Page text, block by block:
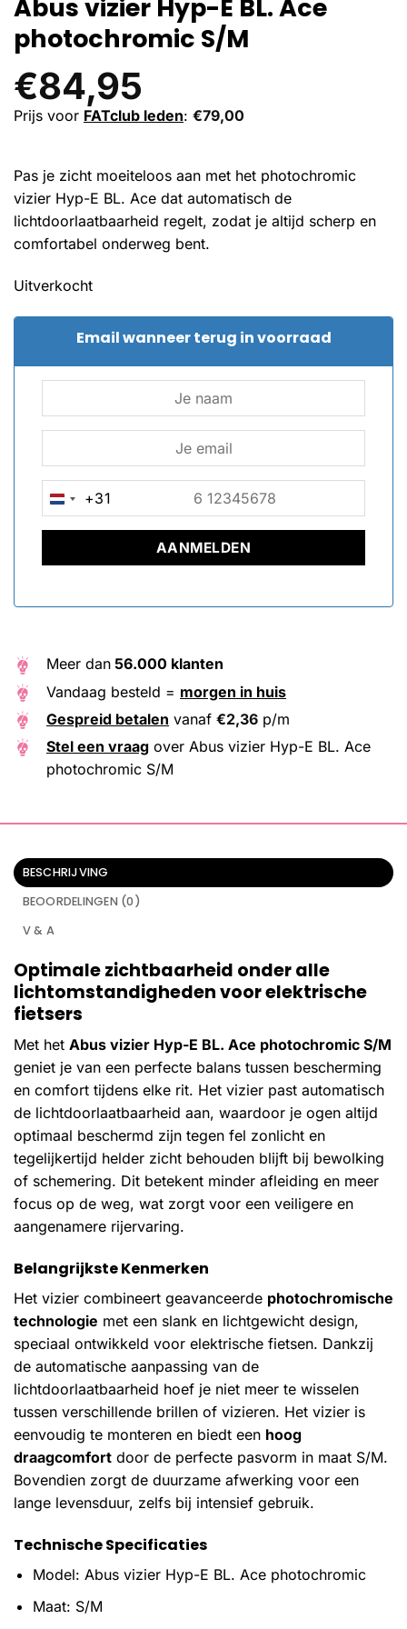
Abus vizier Hyp-E BL. Ace
photochromic S/M
€84,95
Prijs voor FATclub leden: €79,00
Pas je zicht moeiteloos aan met het photochromic
vizier Hyp-E BL. Ace dat automatisch de
lichtdoorlaatbaarheid regelt, zodat je altijd scherp en
comfortabel onderweg bent.
Uitverkocht
Email wanneer terug in voorraad
NETHERLANDS
+31
+31
Meer dan 56.000 klanten
Vandaag besteld = morgen in huis
Gespreid betalen vanaf €2,36 p/m
Stel een vraag over Abus vizier Hyp-E BL. Ace
photochromic S/M
BESCHRIJVING
BEOORDELINGEN (0)
V & A
Optimale zichtbaarheid onder alle
lichtomstandigheden voor elektrische
fietsers
Met het Abus vizier Hyp-E BL. Ace photochromic S/M
geniet je van een perfecte balans tussen bescherming
en comfort tijdens elke rit. Het vizier past automatisch
de lichtdoorlaatbaarheid aan, waardoor je ogen altijd
optimaal beschermd zijn tegen fel zonlicht en
tegelijkertijd helder zicht behouden blijft bij bewolking
of schemering. Dit betekent minder afleiding en meer
focus op de weg, wat zorgt voor een veiligere en
aangenamere rijervaring.
Belangrijkste Kenmerken
Het vizier combineert geavanceerde photochromische
technologie met een slank en lichtgewicht design,
speciaal ontwikkeld voor elektrische fietsen. Dankzij
de automatische aanpassing van de
lichtdoorlaatbaarheid hoef je niet meer te wisselen
tussen verschillende brillen of vizieren. Het vizier is
eenvoudig te monteren en biedt een hoog
draagcomfort door de perfecte pasvorm in maat S/M.
Bovendien zorgt de duurzame afwerking voor een
lange levensduur, zelfs bij intensief gebruik.
Technische Specificaties
Model: Abus vizier Hyp-E BL. Ace photochromic
Maat: S/M